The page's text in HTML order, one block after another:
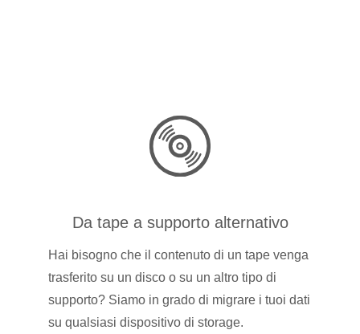
Da tape a supporto alternativo
Hai bisogno che il contenuto di un tape venga
trasferito su un disco o su un altro tipo di
supporto? Siamo in grado di migrare i tuoi dati
su qualsiasi dispositivo di storage.